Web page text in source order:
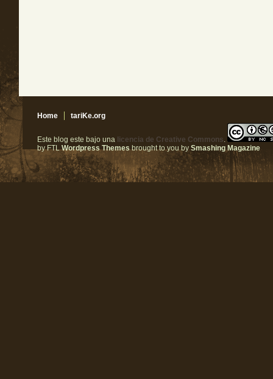
Home tariKe.org
Este blog este bajo una licencia de Creative Commons.
by FTLWordpress Themesbrought to you bySmashing Magazine